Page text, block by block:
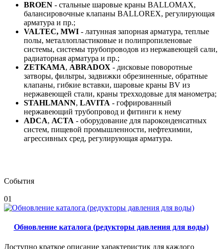
BROEN - стальные шаровые краны BALLOMAX,
балансировочные клапаны BALLOREX, регулирующая
арматура и пр.;
VALTEC, MWI - латунная запорная арматура, теплые
полы, металлопластиковые и полипропиленовые
системы, системы трубопроводов из нержавеющей сали,
радиаторная арматура и пр.;
ZETKAMA, ABRADOX - дисковые поворотные
затворы, фильтры, задвижки обрезиненные, обратные
клапаны, гибкие вставки, шаровые краны BV из
нержавеющей стали, краны трехходовые для манометра;
STAHLMANN, LAVITA - гофрированный
нержавеющий трубопровод и фитинги к нему
ADCA, АСТА - оборудование для пароконденсатных
систем, пищевой промышленности, нефтехимии,
агрессивных сред, регулирующая арматура.
События
01
Обновление каталога (редукторы давления для воды)
Доступно краткое описание характеристик для каждого